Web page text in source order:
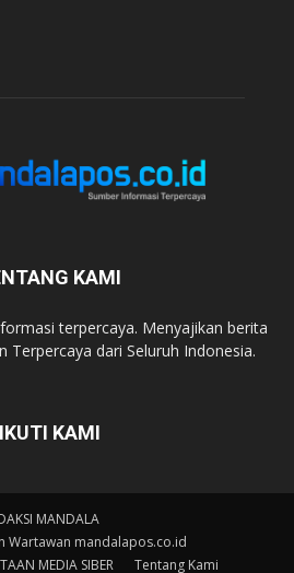
KAMI
terpercaya. Menyajikan berita
Terpercaya dari Seluruh Indonesia.
IKUTI KAMI
MANDALA
Wartawan mandalapos.co.id
MEDIA SIBER
Tentang Kami